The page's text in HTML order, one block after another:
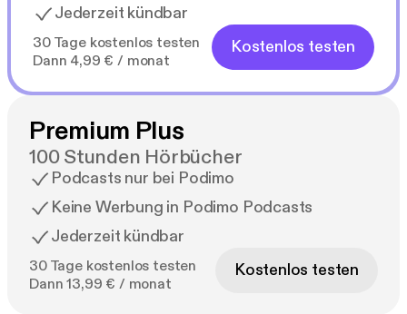
Jederzeit kündbar
30 Tage kostenlos testen
Dann 4,99 € / monat
Kostenlos testen
Premium Plus
100 Stunden Hörbücher
Podcasts nur bei Podimo
Keine Werbung in Podimo Podcasts
Jederzeit kündbar
30 Tage kostenlos testen
Dann 13,99 € / monat
Kostenlos testen